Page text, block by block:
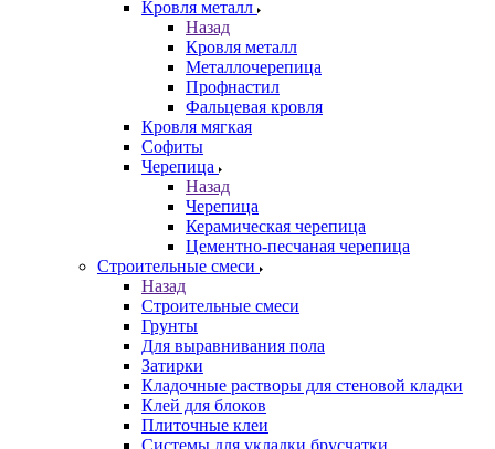
Кровля металл
Назад
Кровля металл
Металлочерепица
Профнастил
Фальцевая кровля
Кровля мягкая
Софиты
Черепица
Назад
Черепица
Керамическая черепица
Цементно-песчаная черепица
Строительные смеси
Назад
Строительные смеси
Грунты
Для выравнивания пола
Затирки
Кладочные растворы для стеновой кладки
Клей для блоков
Плиточные клеи